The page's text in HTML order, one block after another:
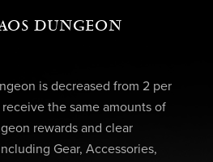
DUNGEON
is decreased from 2 per
receive the same amounts of
rewards and clear
Gear, Accessories,